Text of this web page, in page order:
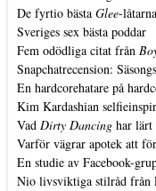
De fyrtio bästa Glee-låtarna
Sveriges sex bästa poddar
Fem odödliga citat från
Snapchatrecension:
En hardcorehatare på
Kim Kardashian
Vad Dirty Dancinghar lärt
Varför vägrar apotek att
En studie av Facebook-
Nio livsviktiga stilråd från